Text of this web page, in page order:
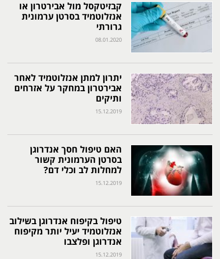
קבזיטקסל מול אבירטרון או
אנזלוטמיד בסרטן ערמונית
גרורתי
08.01.2020
יתרון למתן אנזלוטמיד לאחר
אבירטרון במחקר על אזרחים
ותיקים
15.12.2019
האם טיפול חסך אנדרוגן
בסרטן הערמונית קשור
למחלות לב וכלי דם?
15.12.2019
טיפול בקיפוח אנדרוגן בשילוב
אנזלוטמיד יעיל יותר מקיפוח
אנדרוגן ופלצבו
15.12.2019